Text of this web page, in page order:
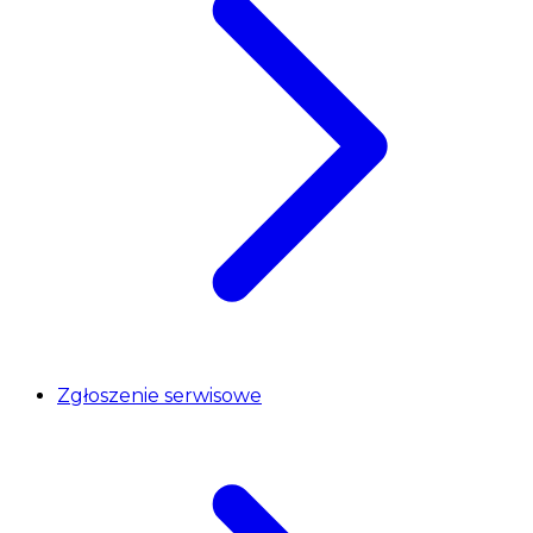
Zgłoszenie serwisowe